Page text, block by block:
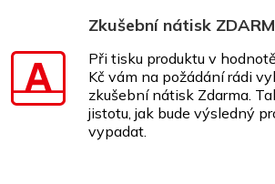
Zkušební nátisk
Při tisku produktu v
Kč vám na požádání rádi
zkušební nátisk Zdarma.
jistotu, jak bude výsledný
vypadat.